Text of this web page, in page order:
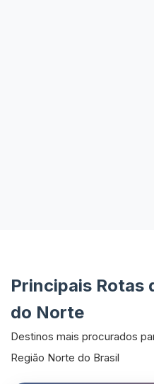
Principais Rotas
do Norte
Destinos mais procurados
Região Norte do Brasil